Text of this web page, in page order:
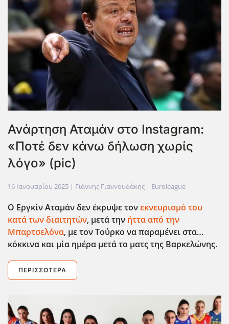
Ανάρτηση Αταμάν στο Instagram:
«Ποτέ δεν κάνω δήλωση χωρίς
λόγο» (pic)
16 Ιανουαρίου 2025 | Γιάννης Γιαννουδάκης | Euroleague
Ο Εργκίν Αταμάν δεν έκρυψε τονεκνευρισμό του
κατά των διαιτητών, μετά την ήττα από την
Μπαρτσελόνα, με τον Τούρκο να παραμένει στα…
κόκκινα και μία ημέρα μετά το ματς της Βαρκελώνης.
ΠΕΡΙΣΣΌΤΕΡΑ